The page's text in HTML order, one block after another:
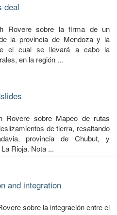
deal
Rovere sobre la firma de un
la provincia de Mendoza y la
el cual se llevará a cabo la
en la región ...
Rovere sobre Mapeo de rutas
de tierra, resaltando
provincia de Chubut, y
Rioja. Nota ...
and integration
sobre la integración entre el